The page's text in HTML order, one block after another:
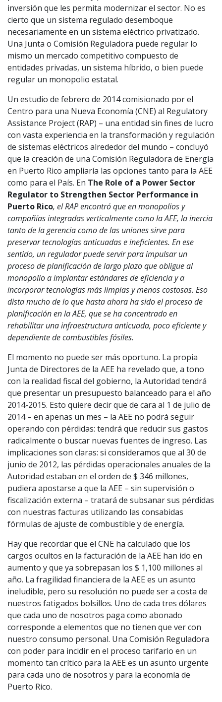
inversión que les permita modernizar el sector. No es
cierto que un sistema regulado desemboque
necesariamente en un sistema eléctrico privatizado.
Una Junta o Comisión Reguladora puede regular lo
mismo un mercado competitivo compuesto de
entidades privadas, un sistema híbrido, o bien puede
regular un monopolio estatal.
Un estudio de febrero de 2014 comisionado por el
Centro para una Nueva Economía (CNE) al Regulatory
Assistance Project (RAP) – una entidad sin fines de lucro
con vasta experiencia en la transformación y regulación
de sistemas eléctricos alrededor del mundo – concluyó
que la creación de una Comisión Reguladora de Energía
en Puerto Rico ampliaría las opciones tanto para la AEE
como para el País. En The Role of a Power Sector
Regulator to Strengthen Sector Performance in
Puerto Rico, el RAP encontró que en monopolios y
compañías integradas verticalmente como la AEE, la inercia
tanto de la gerencia como de las uniones sirve para
preservar tecnologías anticuadas e ineficientes. En ese
sentido, un regulador puede servir para impulsar un
proceso de planificación de largo plazo que obligue al
monopolio a implantar estándares de eficiencia y a
incorporar tecnologías más limpias y menos costosas. Eso
dista mucho de lo que hasta ahora ha sido el proceso de
planificación en la AEE, que se ha concentrado en
rehabilitar una infraestructura anticuada, poco eficiente y
dependiente de combustibles fósiles.
El momento no puede ser más oportuno. La propia
Junta de Directores de la AEE ha revelado que, a tono
con la realidad fiscal del gobierno, la Autoridad tendrá
que presentar un presupuesto balanceado para el año
2014-2015. Esto quiere decir que de cara al 1 de julio de
2014 – en apenas un mes – la AEE no podrá seguir
operando con pérdidas: tendrá que reducir sus gastos
radicalmente o buscar nuevas fuentes de ingreso. Las
implicaciones son claras: si consideramos que al 30 de
junio de 2012, las pérdidas operacionales anuales de la
Autoridad estaban en el orden de $ 346 millones,
pudiera apostarse a que la AEE – sin supervisión o
fiscalización externa – tratará de subsanar sus pérdidas
con nuestras facturas utilizando las consabidas
fórmulas de ajuste de combustible y de energía.
Hay que recordar que el CNE ha calculado que los
cargos ocultos en la facturación de la AEE han ido en
aumento y que ya sobrepasan los $ 1,100 millones al
año. La fragilidad financiera de la AEE es un asunto
ineludible, pero su resolución no puede ser a costa de
nuestros fatigados bolsillos. Uno de cada tres dólares
que cada uno de nosotros paga como abonado
corresponde a elementos que no tienen que ver con
nuestro consumo personal. Una Comisión Reguladora
con poder para incidir en el proceso tarifario en un
momento tan crítico para la AEE es un asunto urgente
para cada uno de nosotros y para la economía de
Puerto Rico.